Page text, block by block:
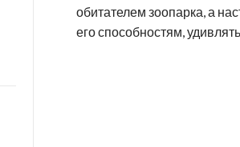
обитателем зоопарка, а
его способностям,